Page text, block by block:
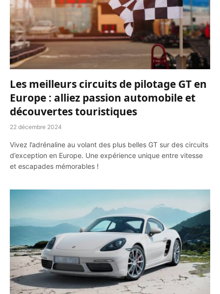
Les meilleurs circuits de pilotage GT en
Europe : alliez passion automobile et
découvertes touristiques
22 décembre 2024
Vivez l’adrénaline au volant des plus belles GT sur des circuits
d’exception en Europe. Une expérience unique entre vitesse
et escapades mémorables !